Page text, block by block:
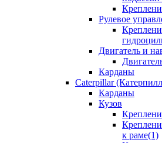
Рулевое
Двигатель и
Карданы
Caterpillar
Карданы
Кузов
к раме(1)